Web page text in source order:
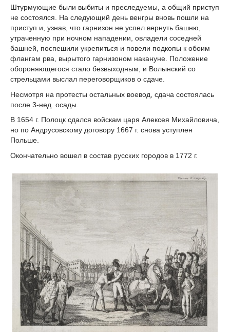
Штурмующие были выбиты и преследуемы, а общий приступ
не состоялся. На следующий день венгры вновь пошли на
приступ и, узнав, что гарнизон не успел вернуть башню,
утраченную при ночном нападении, овладели соседней
башней, поспешили укрепиться и повели подкопы к обоим
флангам рва, вырытого гарнизоном накануне. Положение
обороняющегося стало безвыходным, и Волынский со
стрельцами выслал переговорщиков о сдаче.
Несмотря на протесты остальных воевод, сдача состоялась
после 3-нед. осады.
В 1654 г. Полоцк сдался войскам царя Алексея Михайловича,
но по Андрусовскому договору 1667 г. снова уступлен
Польше.
Окончательно вошел в состав русских городов в 1772 г.